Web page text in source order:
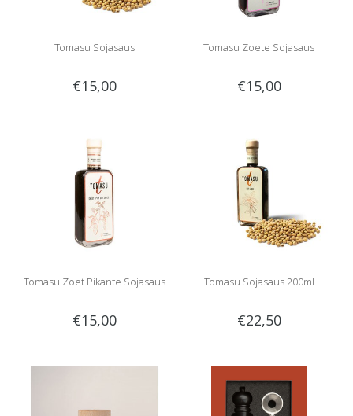
Tomasu Sojasaus
€15,00
Tomasu Zoete Sojasaus
€15,00
Tomasu Zoet Pikante Sojasaus
€15,00
Tomasu Sojasaus 200ml
€22,50